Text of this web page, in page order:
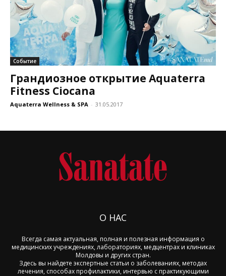
Событие
Грандиозное открытие Aquaterra
Fitness Ciocana
Aquaterra Wellness & SPA - 31.05.2017
О НАС
Всегда самая актуальная, полная и полезная информация о
медицинских учреждениях, лабораториях, медцентрах и клиниках
Молдовы и других стран.
Здесь вы найдете экспертные статьи о заболеваниях, методах
лечения, способах профилактики, интервью с практикующими